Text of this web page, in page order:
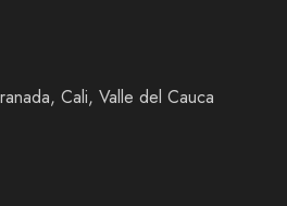
Cali, Valle del Cauca